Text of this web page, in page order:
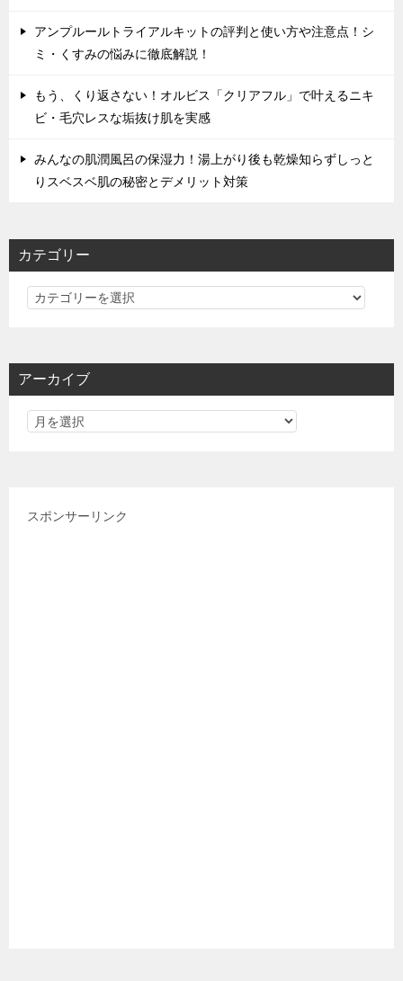
アンプルールトライアルキットの評判と使い方や注意点！シ
ミ・くすみの悩みに徹底解説！
もう、くり返さない！オルビス「クリアフル」で叶えるニキ
ビ・毛穴レスな垢抜け肌を実感
みんなの肌潤風呂の保湿力！湯上がり後も乾燥知らずしっと
りスベスベ肌の秘密とデメリット対策
カテゴリー
カ
リ
アーカイブ
スポンサーリンク